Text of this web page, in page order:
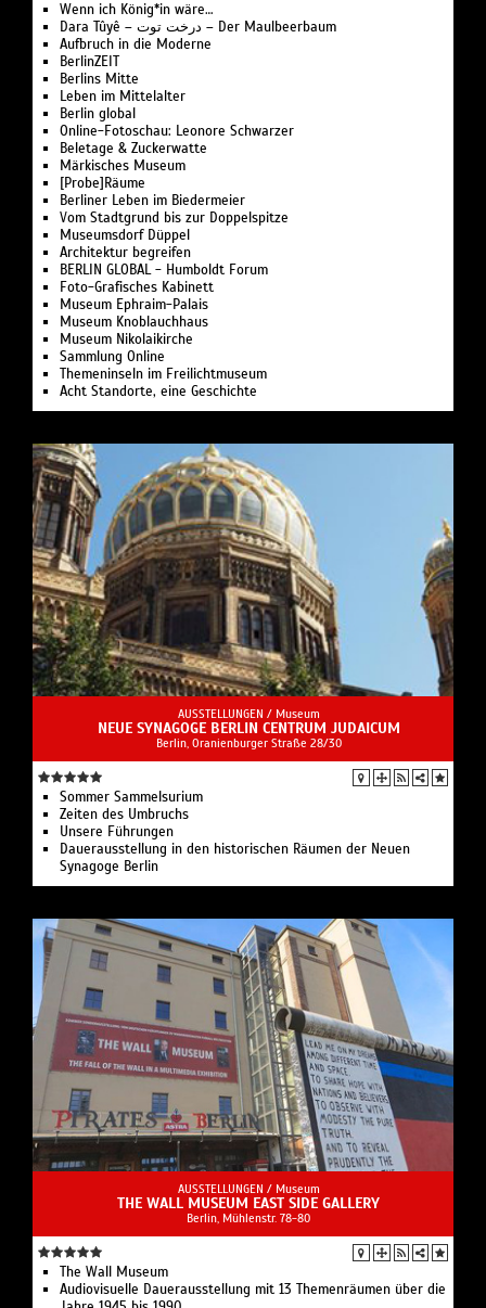
Wenn ich König*in wäre…
Dara Tûyê – درخت توت – Der Maulbeerbaum
Aufbruch in die Moderne
BerlinZEIT
Berlins Mitte
Leben im Mittelalter
Berlin global
Online-Fotoschau: Leonore Schwarzer
Beletage & Zuckerwatte
Märkisches Museum
[Probe]Räume
Berliner Leben im Biedermeier
Vom Stadtgrund bis zur Doppelspitze
Museumsdorf Düppel
Architektur begreifen
BERLIN GLOBAL - Humboldt Forum
Foto-Grafisches Kabinett
Museum Ephraim-Palais
Museum Knoblauchhaus
Museum Nikolaikirche
Sammlung Online
Themeninseln im Freilichtmuseum
Acht Standorte, eine Geschichte
AUSSTELLUNGEN / Museum
NEUE SYNAGOGE BERLIN CENTRUM JUDAICUM
Berlin, Oranienburger Straße 28/30
Sommer Sammelsurium
Zeiten des Umbruchs
Unsere Führungen
Dauerausstellung in den historischen Räumen der Neuen
Synagoge Berlin
AUSSTELLUNGEN / Museum
THE WALL MUSEUM EAST SIDE GALLERY
Berlin, Mühlenstr. 78-80
The Wall Museum
Audiovisuelle Dauerausstellung mit 13 Themenräumen über die